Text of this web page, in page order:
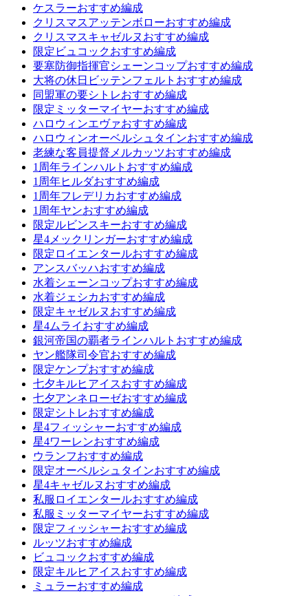
ケスラーおすすめ編成
クリスマスアッテンボローおすすめ編成
クリスマスキャゼルヌおすすめ編成
限定ビュコックおすすめ編成
要塞防御指揮官シェーンコップおすすめ編成
大将の休日ビッテンフェルトおすすめ編成
同盟軍の要シトレおすすめ編成
限定ミッターマイヤーおすすめ編成
ハロウィンエヴァおすすめ編成
ハロウィンオーベルシュタインおすすめ編成
老練な客員提督メルカッツおすすめ編成
1周年ラインハルトおすすめ編成
1周年ヒルダおすすめ編成
1周年フレデリカおすすめ編成
1周年ヤンおすすめ編成
限定ルビンスキーおすすめ編成
星4メックリンガーおすすめ編成
限定ロイエンタールおすすめ編成
アンスバッハおすすめ編成
水着シェーンコップおすすめ編成
水着ジェシカおすすめ編成
限定キャゼルヌおすすめ編成
星4ムライおすすめ編成
銀河帝国の覇者ラインハルトおすすめ編成
ヤン艦隊司令官おすすめ編成
限定ケンプおすすめ編成
七夕キルヒアイスおすすめ編成
七夕アンネローゼおすすめ編成
限定シトレおすすめ編成
星4フィッシャーおすすめ編成
星4ワーレンおすすめ編成
ウランフおすすめ編成
限定オーベルシュタインおすすめ編成
星4キャゼルヌおすすめ編成
私服ロイエンタールおすすめ編成
私服ミッターマイヤーおすすめ編成
限定フィッシャーおすすめ編成
ルッツおすすめ編成
ビュコックおすすめ編成
限定キルヒアイスおすすめ編成
ミュラーおすすめ編成